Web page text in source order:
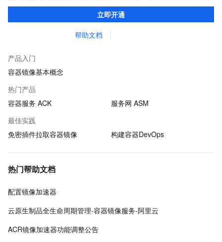
管理。
立即开通
帮助文档
产品入门
容器镜像基本概念
热门产品
容器服务 ACK
服务网 ASM
最佳实践
免密插件拉取容器镜像
构建容器DevOps
热门帮助文档
配置镜像加速器
云原生制品全生命周期管理-容器镜像服务-阿里云
ACR镜像加速器功能调整公告